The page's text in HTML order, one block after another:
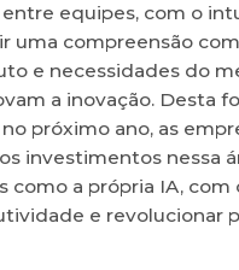
entre equipes, com o
uma compreensão
e necessidades do
a inovação. Desta
próximo ano, as
investimentos nessa
como a própria IA, com
e revolucionar